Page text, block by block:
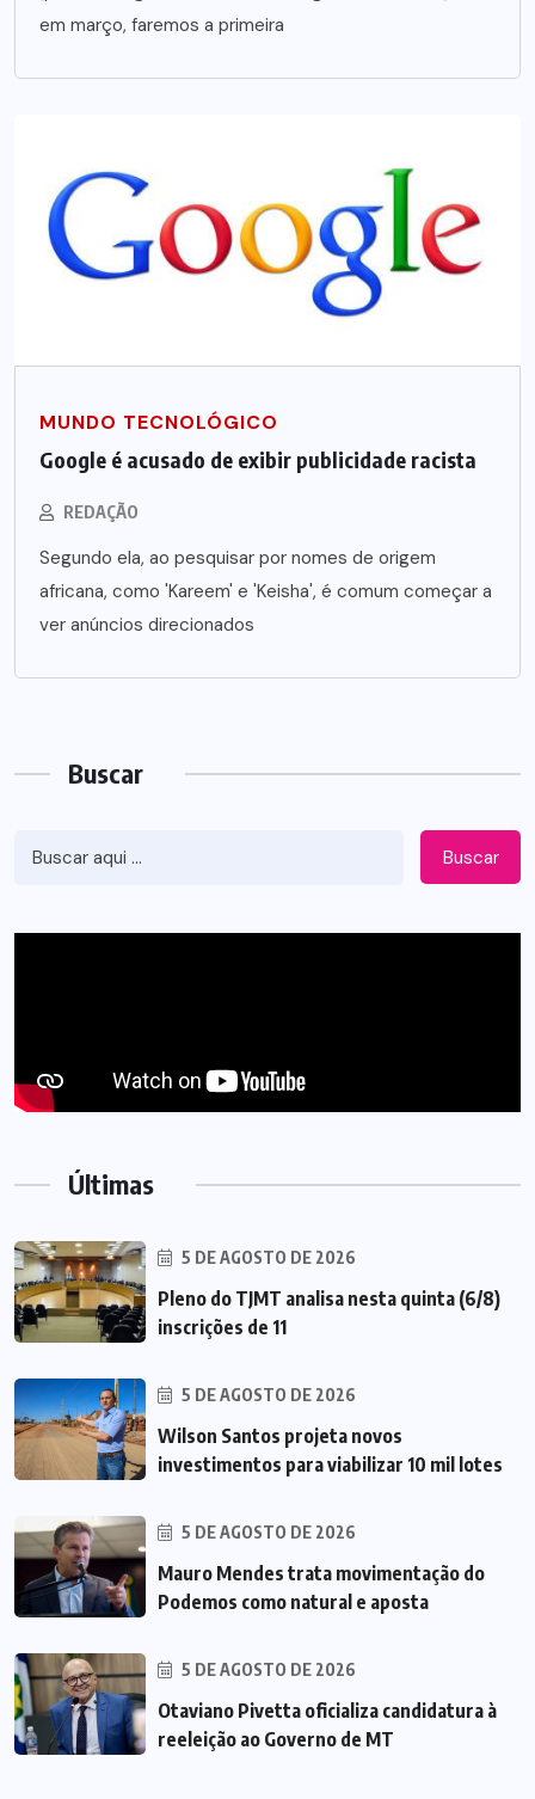
em março, faremos a primeira
MUNDO TECNOLÓGICO
Google é acusado de exibir publicidade racista
REDAÇÃO
Segundo ela, ao pesquisar por nomes de origem
africana, como 'Kareem' e 'Keisha', é comum começar a
ver anúncios direcionados
Buscar
Buscar
Últimas
5 DE AGOSTO DE 2026
Pleno do TJMT analisa nesta quinta (6/8)
inscrições de 11
5 DE AGOSTO DE 2026
Wilson Santos projeta novos
investimentos para viabilizar 10 mil lotes
5 DE AGOSTO DE 2026
Mauro Mendes trata movimentação do
Podemos como natural e aposta
5 DE AGOSTO DE 2026
Otaviano Pivetta oficializa candidatura à
reeleição ao Governo de MT